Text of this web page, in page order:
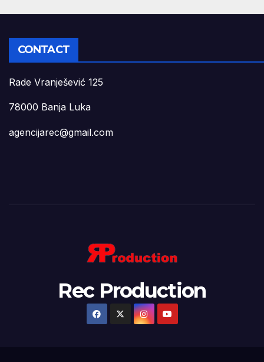
CONTACT
Rade Vranješević 125
78000 Banja Luka
agencijarec@gmail.com
Rec Production